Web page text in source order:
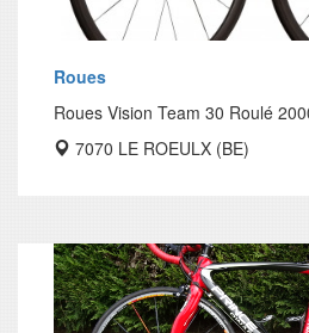
Roues
Roues Vision Team 30 Roulé
7070 LE ROEULX (BE)